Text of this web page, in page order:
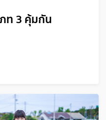
ท 3 คุ้มกัน